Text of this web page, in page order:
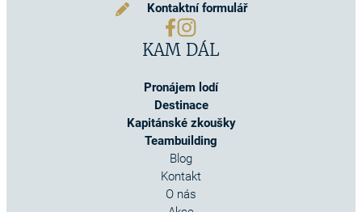
Kontaktní formulář
KAM DÁL
Pronájem lodí
Destinace
Kapitánské zkoušky
Teambuilding
Blog
Kontakt
O nás